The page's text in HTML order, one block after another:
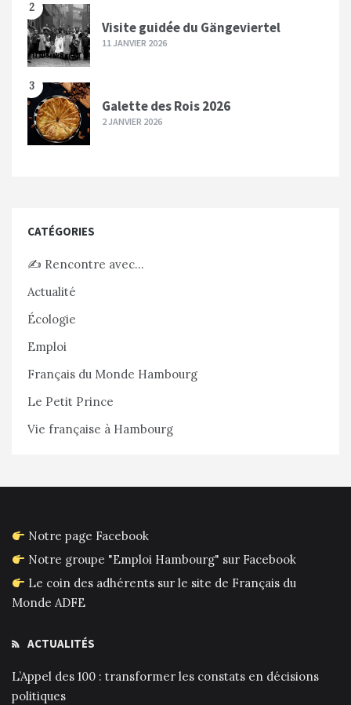
2
Visite guidée du Gängeviertel
11 JANVIER 2026
3
Galette des Rois 2026
2 JANVIER 2026
CATÉGORIES
✍️ Rencontre avec…
Actualité
Écologie
Emploi
Français du Monde Hambourg
Le Petit Prince
Vie française à Hambourg
Notre page Facebook
Notre groupe "Emploi Hambourg" sur Facebook
Le coin des adhérents sur le site de Français du
Monde ADFE
ACTUALITÉS
L’Appel des 100 : transformer les constats en décisions
politiques